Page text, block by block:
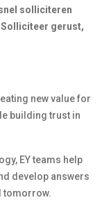
solliciteren
gerust,
new value for
building trust in
EY teams help
develop answers
tomorrow.